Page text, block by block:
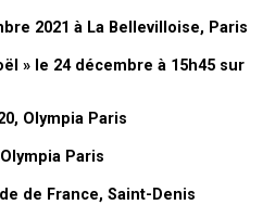
2014, L’Alhambra, Paris
novembre 2013 – La
Dorothée.
2021 à La Bellevilloise, Paris
» le 24 décembre à 15h45 sur
Olympia Paris
Paris
de France, Saint-Denis